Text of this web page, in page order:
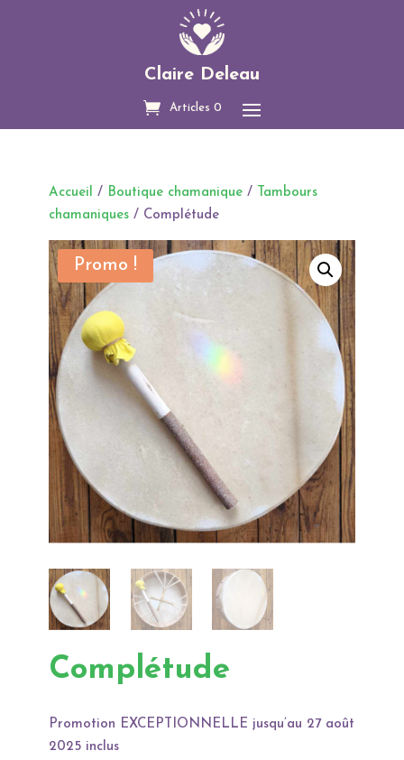
Claire Deleau
Articles 0
Accueil / Boutique chamanique/
Tambours
chamaniques/ Complétude
Promo !
Complétude
Promotion EXCEPTIONNELLE jusqu’au 27 août
2025 inclus